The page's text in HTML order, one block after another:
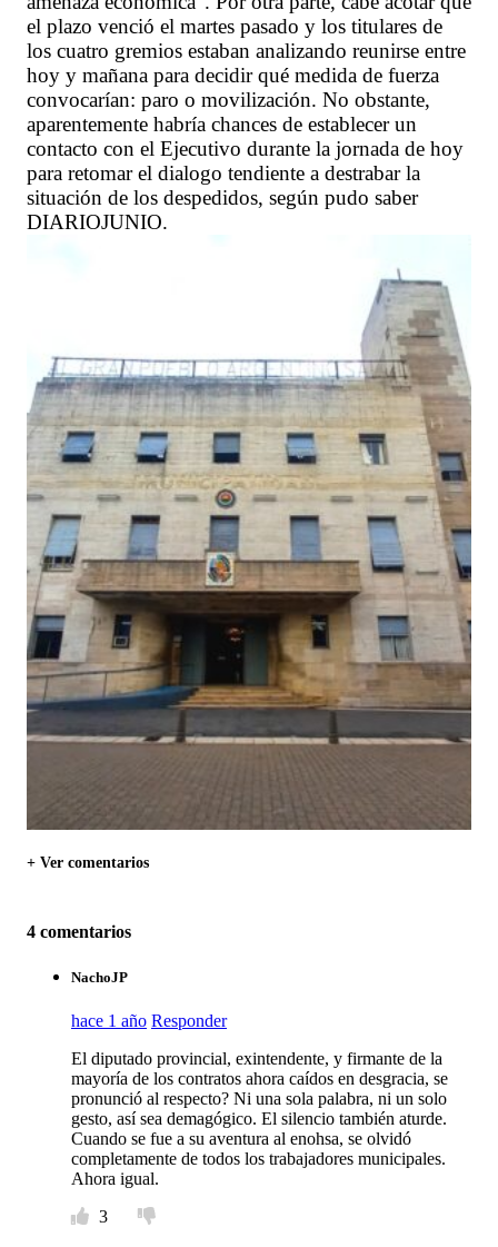
el plazo venció el martes pasado y los titulares de
los cuatro gremios estaban analizando reunirse entre
hoy y mañana para decidir qué medida de fuerza
convocarían: paro o movilización. No obstante,
aparentemente habría chances de establecer un
contacto con el Ejecutivo durante la jornada de hoy
para retomar el dialogo tendiente a destrabar la
situación de los despedidos, según pudo saber
DIARIOJUNIO.
+ Ver comentarios
4 comentarios
NachoJP
hace 1 año Responder
El diputado provincial, exintendente, y firmante de la
mayoría de los contratos ahora caídos en desgracia, se
pronunció al respecto? Ni una sola palabra, ni un solo
gesto, así sea demagógico. El silencio también aturde.
Cuando se fue a su aventura al enohsa, se olvidó
completamente de todos los trabajadores municipales.
Ahora igual.
3